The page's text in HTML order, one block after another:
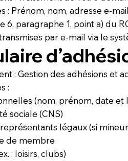
: Prénom, nom, adresse e-
6, paragraphe 1, point a) du
par e-mail via le
: Gestion des adhésions et
:
(nom, prénom, date et
sociale (CNS)
légaux (si
de membre
: loisirs, clubs)